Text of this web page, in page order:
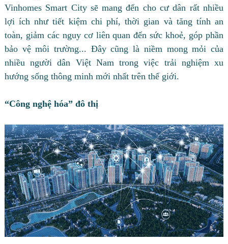
Vinhomes Smart City sẽ mang đến cho cư dân rất nhiều
lợi ích như tiết kiệm chi phí, thời gian và tăng tính an
toàn, giảm các nguy cơ liên quan đến sức khoẻ, góp phần
bảo vệ môi trường... Đây cũng là niềm mong mỏi của
nhiều người dân Việt Nam trong việc trải nghiệm xu
hướng sống thông minh mới nhất trên thế giới.
“Công nghệ hóa” đô thị